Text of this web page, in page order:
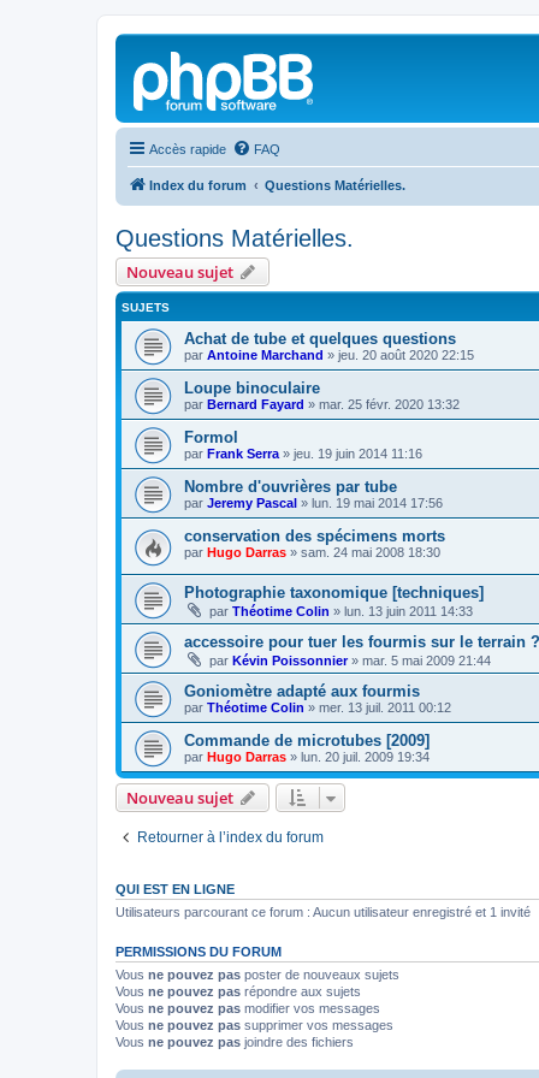
Accès rapide FAQ
Index du forum Questions Matérielles.
Questions Matérielles.
Nouveau sujet
SUJETS
Achat de tube et quelques questions
par Antoine Marchand » jeu. 20 août 2020 22:15
Loupe binoculaire
par Bernard Fayard » mar. 25 févr. 2020 13:32
Formol
par Frank Serra » jeu. 19 juin 2014 11:16
Nombre d'ouvrières par tube
par Jeremy Pascal » lun. 19 mai 2014 17:56
conservation des spécimens morts
par Hugo Darras » sam. 24 mai 2008 18:30
Photographie taxonomique [techniques]
par Théotime Colin » lun. 13 juin 2011 14:33
accessoire pour tuer les fourmis sur le terrain ?
par Kévin Poissonnier» mar. 5 mai 2009 21:44
Goniomètre adapté aux fourmis
par Théotime Colin » mer. 13 juil. 2011 00:12
Commande de microtubes [2009]
par Hugo Darras » lun. 20 juil. 2009 19:34
Nouveau sujet
Retourner à l’index du forum
QUI EST EN LIGNE
Utilisateurs parcourant ce forum : Aucun utilisateur enregistré et 1 invité
PERMISSIONS DU FORUM
Vous ne pouvez pas poster de nouveaux sujets
Vous ne pouvez pas répondre aux sujets
Vous ne pouvez pas modifier vos messages
Vous ne pouvez pas supprimer vos messages
Vous ne pouvez pas joindre des fichiers